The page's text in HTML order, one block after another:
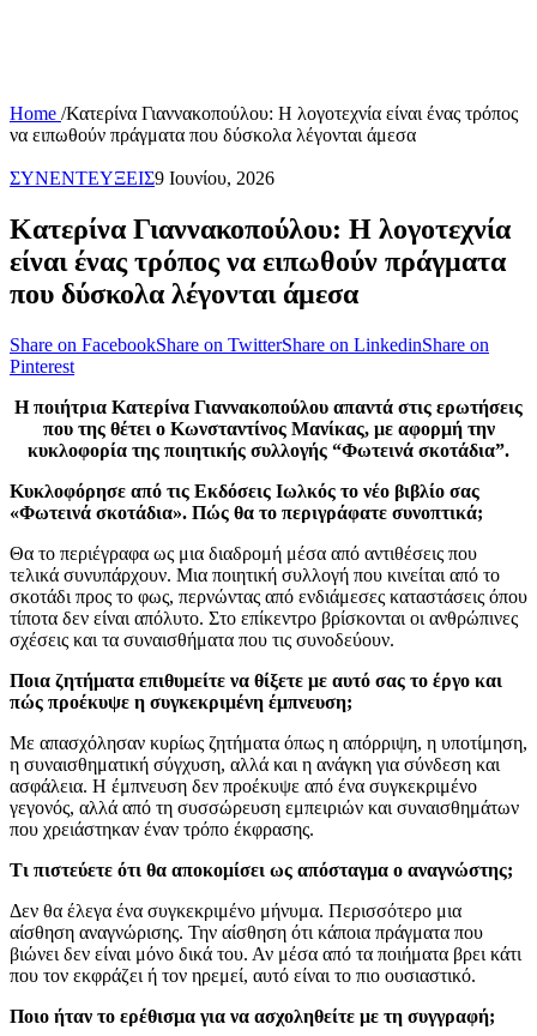
Home /Κατερίνα Γιαννακοπούλου: Η λογοτεχνία είναι ένας τρόπος
να ειπωθούν πράγματα που δύσκολα λέγονται άμεσα
ΣΥΝΕΝΤΕΥΞΕΙΣ9 Ιουνίου, 2026
Κατερίνα Γιαννακοπούλου: Η λογοτεχνία
είναι ένας τρόπος να ειπωθούν πράγματα
που δύσκολα λέγονται άμεσα
Share on FacebookShare on TwitterShare on LinkedinShare on
Pinterest
Η ποιήτρια Κατερίνα Γιαννακοπούλου απαντά στις ερωτήσεις
που της θέτει ο Κωνσταντίνος Μανίκας, με αφορμή την
κυκλοφορία της ποιητικής συλλογής “Φωτεινά σκοτάδια”.
Κυκλοφόρησε από τις Εκδόσεις Ιωλκός το νέο βιβλίο σας
«Φωτεινά σκοτάδια». Πώς θα το περιγράφατε συνοπτικά;
Θα το περιέγραφα ως μια διαδρομή μέσα από αντιθέσεις που
τελικά συνυπάρχουν. Μια ποιητική συλλογή που κινείται από το
σκοτάδι προς το φως, περνώντας από ενδιάμεσες καταστάσεις όπου
τίποτα δεν είναι απόλυτο. Στο επίκεντρο βρίσκονται οι ανθρώπινες
σχέσεις και τα συναισθήματα που τις συνοδεύουν.
Ποια ζητήματα επιθυμείτε να θίξετε με αυτό σας το έργο και
πώς προέκυψε η συγκεκριμένη έμπνευση;
Με απασχόλησαν κυρίως ζητήματα όπως η απόρριψη, η υποτίμηση,
η συναισθηματική σύγχυση, αλλά και η ανάγκη για σύνδεση και
ασφάλεια. Η έμπνευση δεν προέκυψε από ένα συγκεκριμένο
γεγονός, αλλά από τη συσσώρευση εμπειριών και συναισθημάτων
που χρειάστηκαν έναν τρόπο έκφρασης.
Τι πιστεύετε ότι θα αποκομίσει ως απόσταγμα ο αναγνώστης;
Δεν θα έλεγα ένα συγκεκριμένο μήνυμα. Περισσότερο μια
αίσθηση αναγνώρισης. Την αίσθηση ότι κάποια πράγματα που
βιώνει δεν είναι μόνο δικά του. Αν μέσα από τα ποιήματα βρει κάτι
που τον εκφράζει ή τον ηρεμεί, αυτό είναι το πιο ουσιαστικό.
Ποιο ήταν το ερέθισμα για να ασχοληθείτε με τη συγγραφή;